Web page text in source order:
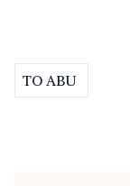
TO ABU